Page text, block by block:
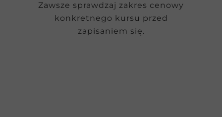
Zawsze sprawdzaj zakres cenowy
konkretnego kursu przed
zapisaniem się.